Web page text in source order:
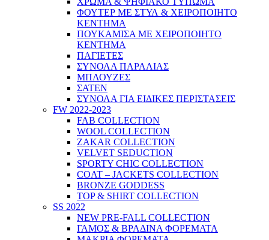
ΦΟΥΤΕΡ ΜΕ ΣΤΥΛ & ΧΕΙΡΟΠΟΙΗΤΟ
ΚΕΝΤΗΜΑ
ΠΟΥΚΑΜΙΣΑ ΜΕ ΧΕΙΡΟΠΟΙΗΤΟ
ΚΕΝΤΗΜΑ
ΠΑΓΙΕΤΕΣ
ΣΥΝΟΛΑ ΠΑΡΑΛΙΑΣ
ΜΠΛΟΥΖΕΣ
ΣΑΤΕΝ
ΣΥΝΟΛΑ ΓΙΑ ΕΙΔΙΚΕΣ ΠΕΡΙΣΤΑΣΕΙΣ
FW 2022-2023
FAB COLLECTION
WOOL COLLECTION
ZAKAR COLLECTION
VELVET SEDUCTION
SPORTY CHIC COLLECTION
COAT – JACKETS COLLECTION
BRONZE GODDESS
TOP & SHIRT COLLECTION
SS 2022
NEW PRE-FALL COLLECTION
ΓΑΜΟΣ & ΒΡΑΔΙΝΑ ΦΟΡΕΜΑΤΑ